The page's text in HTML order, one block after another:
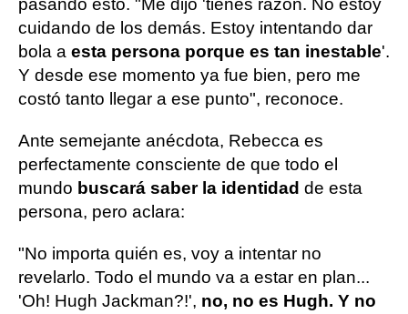
pasando esto. "Me dijo 'tienes razón. No estoy
cuidando de los demás. Estoy intentando dar
bola a esta persona porque es tan inestable'.
Y desde ese momento ya fue bien, pero me
costó tanto llegar a ese punto", reconoce.
Ante semejante anécdota, Rebecca es
perfectamente consciente de que todo el
mundo buscará saber la identidad de esta
persona, pero aclara:
"No importa quién es, voy a intentar no
revelarlo. Todo el mundo va a estar en plan...
'Oh! Hugh Jackman?!', no, no es Hugh. Y no